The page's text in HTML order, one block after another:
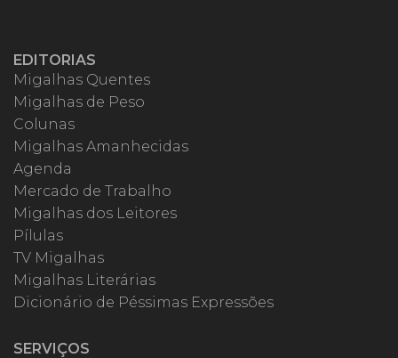
EDITORIAS
Migalhas Quentes
Migalhas de Peso
Colunas
Migalhas Amanhecidas
Agenda
Mercado de Trabalho
Migalhas dos Leitores
Pílulas
TV Migalhas
Migalhas Literárias
Dicionário de Péssimas Expressões
SERVIÇOS